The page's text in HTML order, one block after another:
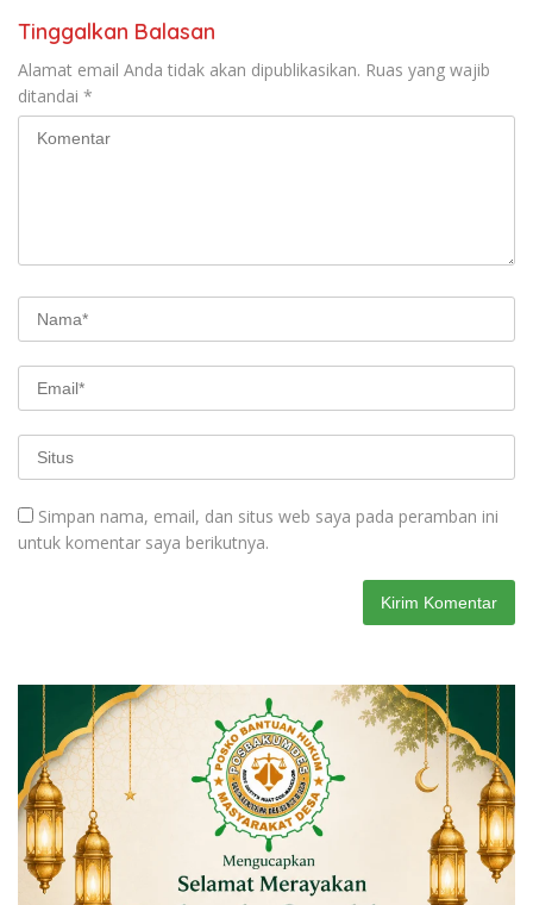
Tinggalkan Balasan
Alamat email Anda tidak akan dipublikasikan. Ruas yang wajib
ditandai *
Simpan nama, email, dan situs web saya pada peramban ini
untuk komentar saya berikutnya.